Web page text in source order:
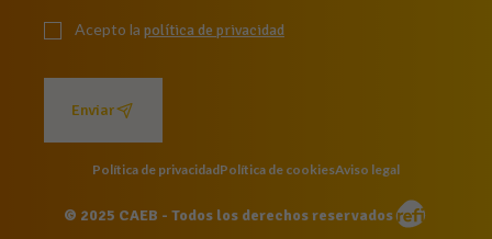
Acepto la política de privacidad
Enviar
Política de privacidadPolítica de cookiesAviso legal
© 2025 CAEB - Todos los derechos reservados